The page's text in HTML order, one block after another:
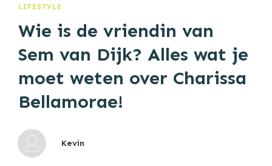
LIFESTYLE
Wie is de vriendin van
Sem van Dijk? Alles wat je
moet weten over Charissa
Bellamorae!
Kevin